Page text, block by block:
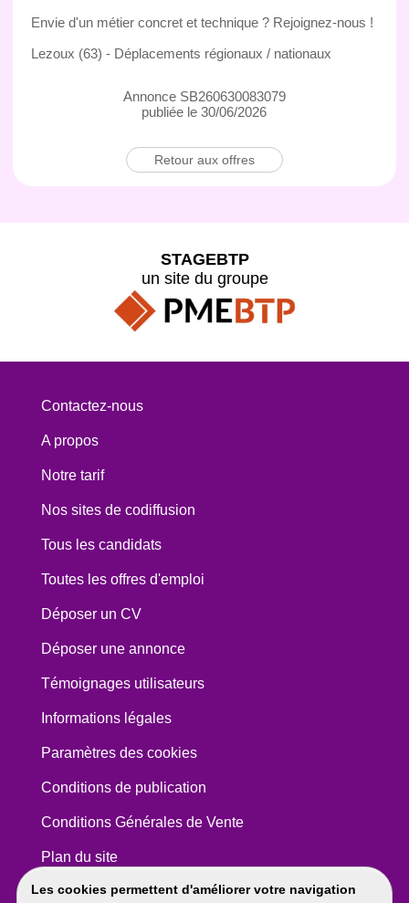
Envie d'un métier concret et technique ? Rejoignez-nous !
Lezoux (63) - Déplacements régionaux / nationaux
Annonce SB260630083079
publiée le 30/06/2026
Retour aux offres
Les cookies permettent d'améliorer votre navigation
STAGEBTP
un site du groupe
Contactez-nous
A propos
Notre tarif
Nos sites de codiffusion
Tous les candidats
Toutes les offres d'emploi
Déposer un CV
Déposer une annonce
Témoignages utilisateurs
Informations légales
Paramètres des cookies
Conditions de publication
Conditions Générales de Vente
Plan du site